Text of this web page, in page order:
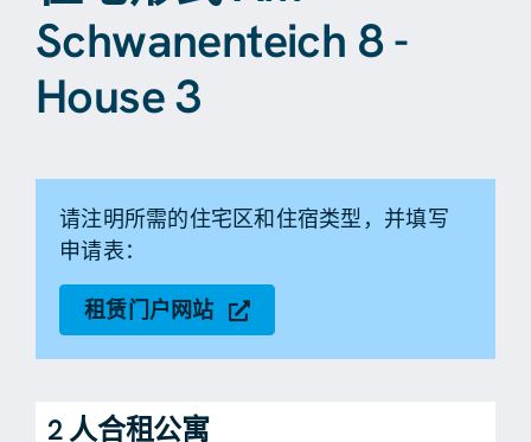
Schwanenteich 8 -
House 3
请注明所需的住宅区和住宿类型，并填写
申请表：
租赁门户网站
2 人合租公寓